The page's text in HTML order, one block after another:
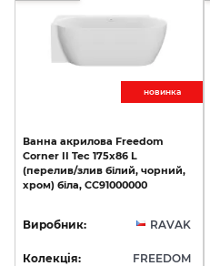
новинкa
Ванна акрилова Freedom
Corner II Tec 175х86 L
(перелив/злив білий, чорний,
хром) біла, CC91000000
Виробник: RAVAK
Колекція: FREEDOM